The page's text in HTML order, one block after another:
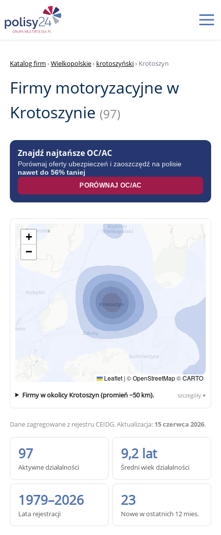
Katalog firm ›Wielkopolskie› krotoszyński› Krotoszyn
Firmy motoryzacyjne w
Krotoszynie (97)
Znajdź najtańsze OC/AC
Porównaj oferty ubezpieczeń i zaoszczędź na polisie
nawet do 56% taniej
PORÓWNAJ OC/AC
+
−
Leaflet | ©OpenStreetMap©CARTO
Firmy w okolicy Krotoszyn (promień ~50 km). szczegóły ▾
Dane zagregowane z rejestru CEIDG. Aktualizacja: 15 czerwca 2026.
97
Aktywne działalności
9,2 lat
Średni wiek działalności
1979–2026
Lata rejestracji
23
Nowe w ostatnich 12 mies.